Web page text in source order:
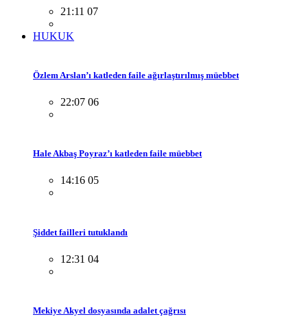
21:11 07
HUKUK
Özlem Arslan’ı katleden faile ağırlaştırılmış müebbet
22:07 06
Hale Akbaş Poyraz’ı katleden faile müebbet
14:16 05
Şiddet failleri tutuklandı
12:31 04
Mekiye Akyel dosyasında adalet çağrısı